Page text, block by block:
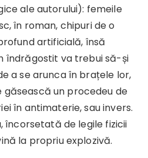
ale autorului): femeile
în roman, chipuri de o
artificială, însă
îndrăgostit va trebui să-și
a se arunca în brațele lor,
găsească un procedeu de
în antimaterie, sau invers.
încorsetată de legile fizicii
la propriu explozivă.